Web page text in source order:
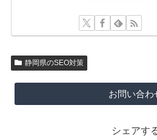
静岡県のSEO対策
お問い合わ
シェアす